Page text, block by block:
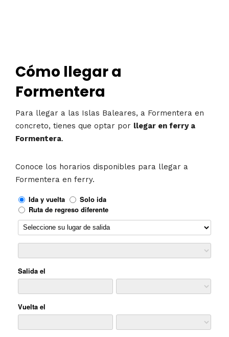
Cómo llegar a
Formentera
Para llegar a las Islas Baleares, a Formentera en
concreto, tienes que optar por llegar en ferry a
Formentera.
Conoce los horarios disponibles para llegar a
Formentera en ferry.